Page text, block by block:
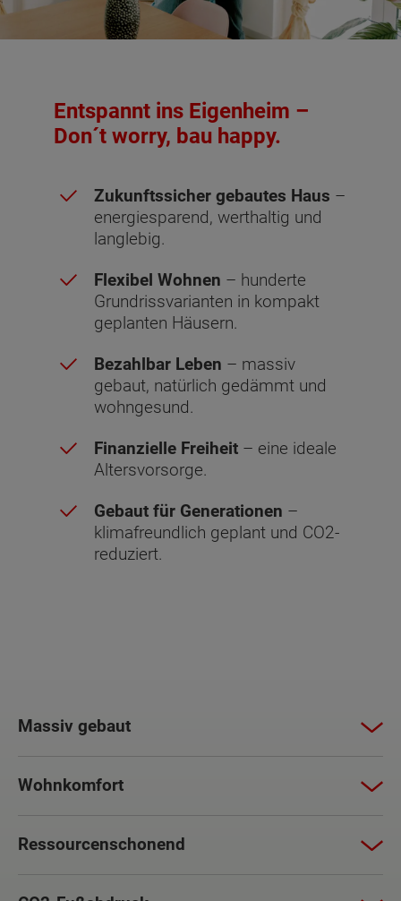
Entspannt ins Eigenheim –
Don´t worry, bau happy.
Zukunftssicher gebautes Haus –
energiesparend, werthaltig und
langlebig.
Flexibel Wohnen – hunderte
Grundrissvarianten in kompakt
geplanten Häusern.
Bezahlbar Leben – massiv
gebaut, natürlich gedämmt und
wohngesund.
Finanzielle Freiheit – eine ideale
Altersvorsorge.
Gebaut für Generationen –
klimafreundlich geplant und CO2-
reduziert.
Massiv gebaut
Wohnkomfort
Ressourcenschonend